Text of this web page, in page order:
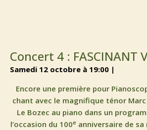
Concert 4 : FASCINANT
samedi 12 octobre à 19:00 |
Encore une première pour
chant avec le magnifique ténor
Le Bozec au piano dans un
l’occasion du 100eanniversaire de sa